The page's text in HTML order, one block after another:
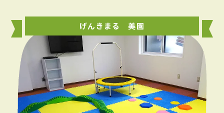
げんきまる 美園